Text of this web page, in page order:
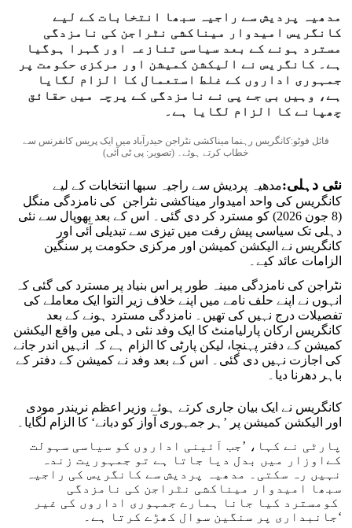
مدھیہ پردیش سے راجیہ سبھا انتخابات کے لیے
کانگریس امیدوار میناکشی نٹراجن کی نامزدگی
مسترد ہونے کے بعد سیاسی تنازعہ اور گہرا ہوگیا
ہے۔ کانگریس نے الیکشن کمیشن اور مرکزی حکومت پر
جمہوری اداروں کے غلط استعمال کا الزام لگایا
ہے، وہیں بی جے پی نے نامزدگی کے پرچہ میں حقائق
چھپانے کا الزام لگایا ہے۔
فائل فوٹو:کانگریس رہنما میناکشی نٹراجن حیدرآباد میں ایک پریس کانفرنس سے
خطاب کرتے ہوئے۔ (تصویر: پی ٹی آئی)
نئی دہلی:مدھیہ پردیش سے راجیہ سبھا انتخابات کے لیے
کانگریس کی واحد امیدوار میناکشی نٹراجن کی نامزدگی منگل
(8 جون 2026) کو مسترد کر دی گئی۔ اس کے بعد بھوپال سے نئی
دہلی تک سیاسی پیش رفت میں تیزی سے تبدیلی آئی اور
کانگریس نے الیکشن کمیشن اور مرکزی حکومت پر سنگین
الزامات عائد کیے۔
نٹراجن کی نامزدگی مبینہ طور پر اس بنیاد پر مسترد کی گئی کہ
انہوں نے اپنے حلف نامے میں اپنے خلاف زیر التوا ایک معاملے کی
تفصیلات درج نہیں کی تھیں۔ نامزدگی مسترد ہونے کے بعد
کانگریس ارکان پارلیامنٹ کا ایک وفد نئی دہلی میں واقع الیکشن
کمیشن کے دفتر پہنچا، لیکن پارٹی کا الزام ہے کہ انہیں اندر جانے
کی اجازت نہیں دی گئی۔ اس کے بعد وفد نے کمیشن کے دفتر کے
باہر دھرنا دیا۔
کانگریس نے ایک بیان جاری کرتے ہوئے وزیر اعظم نریندر مودی
اور الیکشن کمیشن پر ’ہر جمہوری آواز کو دبانے‘ کا الزام لگایا۔
پارٹی نے کہا، ’جب آئینی اداروں کو سیاسی سہولت
کےاوزار میں بدل دیا جاتا ہے تو جمہوریت زندہ
نہیں رہ سکتی۔ مدھیہ پردیش سے کانگریس کی راجیہ
سبھا امیدوار میناکشی نٹراجن کی نامزدگی
کومسترد کیا جانا ہمارے جمہوری اداروں کی غیر
جانبداری پر سنگین سوال کھڑے کرتا ہے۔‘